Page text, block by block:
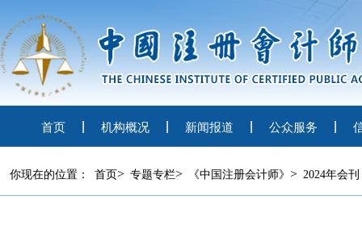
首页 机构概况 新闻报道 公众服务
你现在的位置： 首页> 专题专栏> 《中国注册会计师》 > 2024年会刊